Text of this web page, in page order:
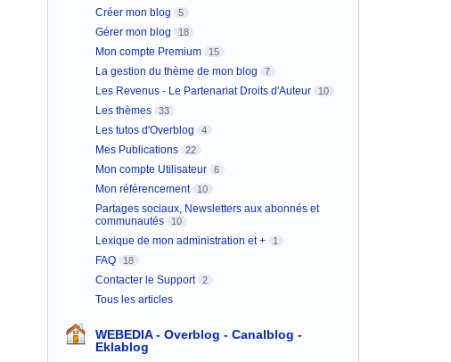
Créer mon blog 5
Gérer mon blog 18
Mon compte Premium 15
La gestion du thème de mon blog 7
Les Revenus - Le Partenariat Droits d'Auteur 10
Les thèmes 33
Les tutos d'Overblog 4
Mes Publications 22
Mon compte Utilisateur 6
Mon référencement 10
Partages sociaux, Newsletters aux abonnés et
communautés
10
Lexique de mon administration et + 1
FAQ 18
Contacter le Support 2
Tous les articles
WEBEDIA - Overblog - Canalblog -
Eklablog